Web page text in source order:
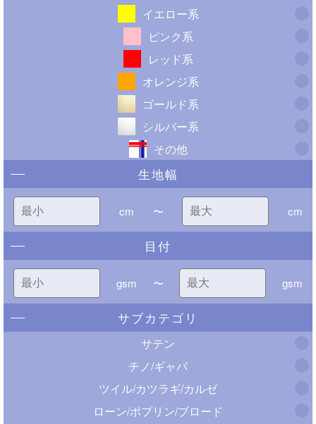
イエロー系
ピンク系
レッド系
オレンジ系
ゴールド系
シルバー系
その他
生地幅
cm 〜 cm
目付
gsm 〜 gsm
サブカテゴリ
サテン
チノ/ギャバ
ツイル/カツラギ/カルゼ
ローン/ポプリン/ブロード